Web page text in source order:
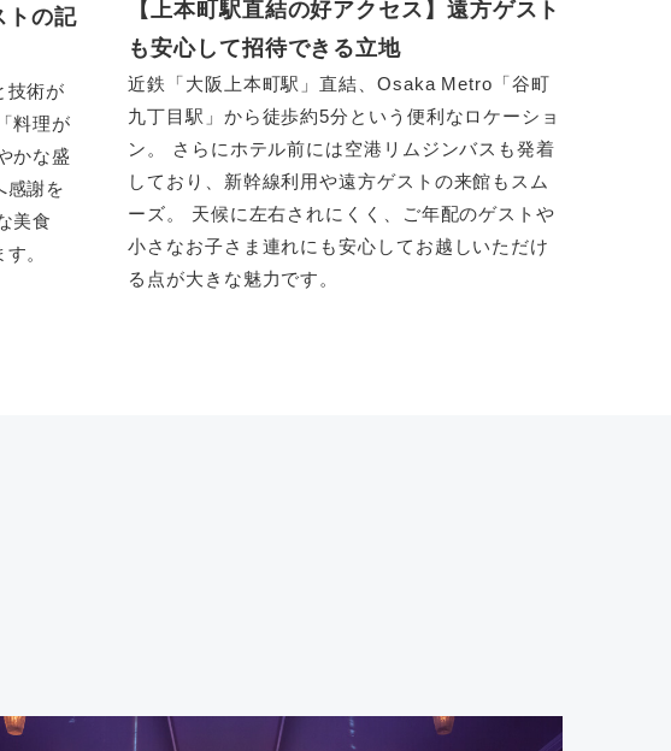
トの記
技術が
料理が
かな盛
感謝を
美食
。
【上本町駅直結の好アクセス】遠方ゲスト
も安心して招待できる立地
近鉄「大阪上本町駅」直結、Osaka Metro「谷町
九丁目駅」から徒歩約5分という便利なロケーショ
ン。 さらにホテル前には空港リムジンバスも発着
しており、新幹線利用や遠方ゲストの来館もスム
ーズ。 天候に左右されにくく、ご年配のゲストや
小さなお子さま連れにも安心してお越しいただけ
る点が大きな魅力です。